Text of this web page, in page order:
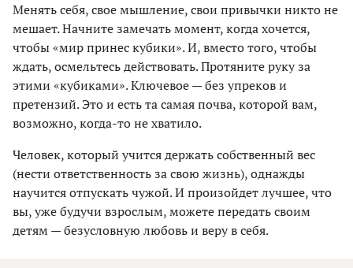
Менять себя, свое мышление, свои привычки никто не
мешает. Начните замечать момент, когда хочется,
чтобы «мир принес кубики». И, вместо того, чтобы
ждать, осмельтесь действовать. Протяните руку за
этими «кубиками». Ключевое — без упреков и
претензий. Это и есть та самая почва, которой вам,
возможно, когда-то не хватило.
Человек, который учится держать собственный вес
(нести ответственность за свою жизнь), однажды
научится отпускать чужой. И произойдет лучшее, что
вы, уже будучи взрослым, можете передать своим
детям — безусловную любовь и веру в себя.